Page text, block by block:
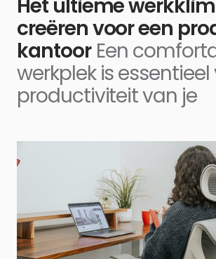
Het ultieme
creëren voor een
kantoor Een
werkplek is
productiviteit van je